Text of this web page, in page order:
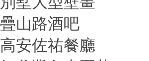
疊山路酒吧
高安佐祐餐廳